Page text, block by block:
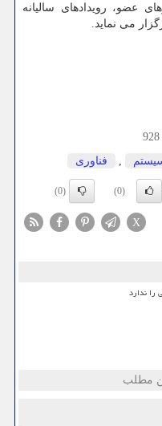
عضو، رویدادهای سالیانه
می نماید.
928
, فناوری
(0)
(0)
X
مطلب